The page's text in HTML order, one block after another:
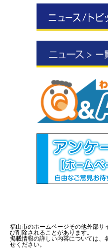
福山市のホームページその他外部サ
び削除されることがあります。
掲載情報の詳しい内容については、
せください。